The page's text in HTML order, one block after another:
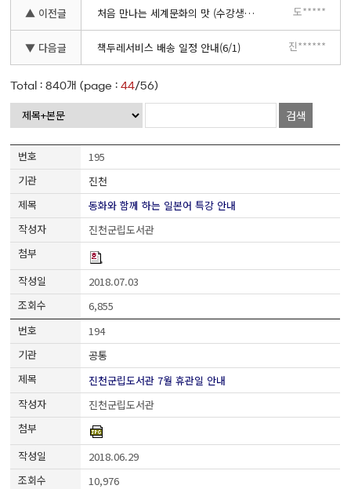
▲ 이전글 처음 만나는 세계문화의 맛 (수강생모집) 도*****
▼ 다음글 책두레서비스 배송 일정 안내(6/1) 진******
Total :840개 (page :44/56)
검색
195
진천
동화와 함께 하는 일본어 특강 안내
진천군립도서관
2018.07.03
6,855
194
공통
진천군립도서관 7월 휴관일 안내
진천군립도서관
2018.06.29
10,976